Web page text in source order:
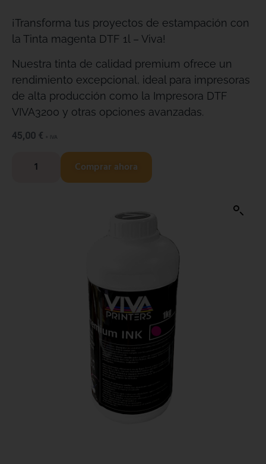
¡Transforma tus proyectos de estampación con
la Tinta magenta DTF 1l – Viva!
Nuestra tinta de calidad premium ofrece un
rendimiento excepcional, ideal para impresoras
de alta producción como la Impresora DTF
VIVA3200 y otras opciones avanzadas.
45,00 € + IVA
Comprar ahora